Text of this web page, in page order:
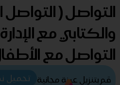
التواصل (
والكتابي مع الإدارة
التواصل مع
قم بتنزيل عينة مجانية تحميل